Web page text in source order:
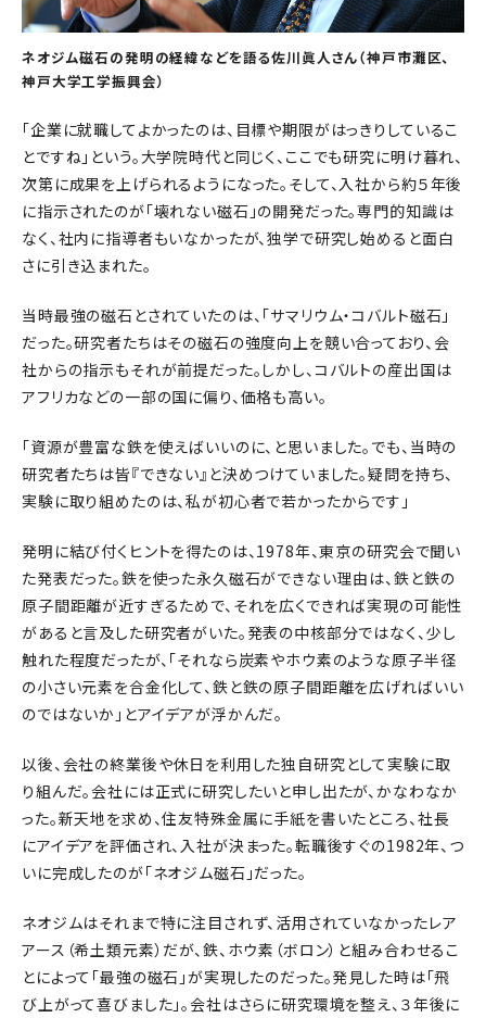
ネオジム磁石の発明の経緯などを語る佐川眞人さん（神戸市灘区、
神戸大学工学振興会）
「企業に就職してよかったのは、目標や期限がはっきりしているこ
とですね」という。大学院時代と同じく、ここでも研究に明け暮れ、
次第に成果を上げられるようになった。そして、入社から約５年後
に指示されたのが「壊れない磁石」の開発だった。専門的知識は
なく、社内に指導者もいなかったが、独学で研究し始めると面白
さに引き込まれた。
当時最強の磁石とされていたのは、「サマリウム・コバルト磁石」
だった。研究者たちはその磁石の強度向上を競い合っており、会
社からの指示もそれが前提だった。しかし、コバルトの産出国は
アフリカなどの一部の国に偏り、価格も高い。
「資源が豊富な鉄を使えばいいのに、と思いました。でも、当時の
研究者たちは皆『できない』と決めつけていました。疑問を持ち、
実験に取り組めたのは、私が初心者で若かったからです」
発明に結び付くヒントを得たのは、1978年、東京の研究会で聞い
た発表だった。鉄を使った永久磁石ができない理由は、鉄と鉄の
原子間距離が近すぎるためで、それを広くできれば実現の可能性
があると言及した研究者がいた。発表の中核部分ではなく、少し
触れた程度だったが、「それなら炭素やホウ素のような原子半径
の小さい元素を合金化して、鉄と鉄の原子間距離を広げればいい
のではないか」とアイデアが浮かんだ。
以後、会社の終業後や休日を利用した独自研究として実験に取
り組んだ。会社には正式に研究したいと申し出たが、かなわなか
った。新天地を求め、住友特殊金属に手紙を書いたところ、社長
にアイデアを評価され、入社が決まった。転職後すぐの1982年、つ
いに完成したのが「ネオジム磁石」だった。
ネオジムはそれまで特に注目されず、活用されていなかったレア
アース（希土類元素）だが、鉄、ホウ素（ボロン）と組み合わせるこ
とによって「最強の磁石」が実現したのだった。発見した時は「飛
び上がって喜びました」。会社はさらに研究環境を整え、３年後に